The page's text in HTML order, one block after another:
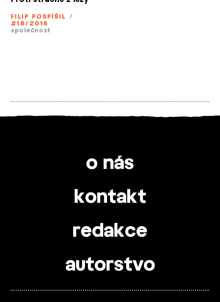
FILIP POSPÍŠIL /
#18/2016
společnost
o nás
kontakt
redakce
autorstvo